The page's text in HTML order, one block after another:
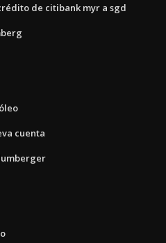
de citibank myr a sgd
cuenta